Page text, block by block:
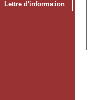
Lettre d'information